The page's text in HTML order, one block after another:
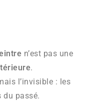
n’est pas une
.
l’invisible : les
du passé.